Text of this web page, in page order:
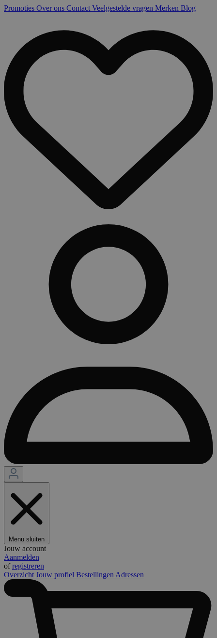
Promoties Over ons Contact Veelgestelde vragen Merken Blog
Menu sluiten
Jouw account
Aanmelden
ofregistreren
Overzicht Jouw profiel Bestellingen Adressen